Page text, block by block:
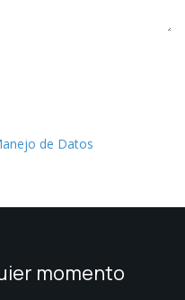
de Datos
momento